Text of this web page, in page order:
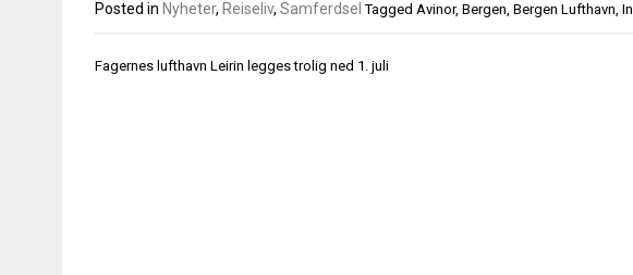
Posted in Nyheter, Reiseliv, Samferdsel Tagged Avinor, Bergen Bergen Lufthavn
Innleggsnavigasjon
Fagernes lufthavn Leirin legges trolig ned 1. juli